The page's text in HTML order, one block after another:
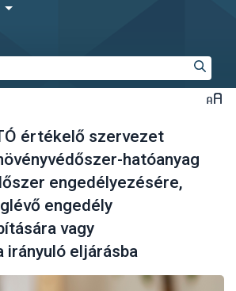
értékelő szervezet
hatóanyag
engedélyezésére,
engedély
vagy
irányuló eljárásba